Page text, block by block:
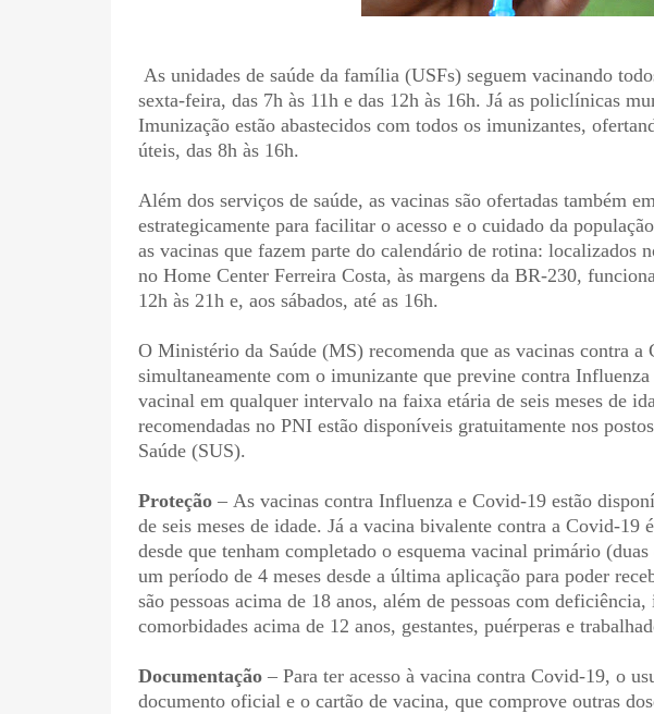
As unidades de saúde da família (USFs) seguem vacinando
sexta-feira, das 7h às 11h e das 12h às 16h. Já as policlínicas
Imunização estão abastecidos com todos os imunizantes,
úteis, das 8h às 16h.
Além dos serviços de saúde, as vacinas são ofertadas também
estrategicamente para facilitar o acesso e o cuidado da
as vacinas que fazem parte do calendário de rotina: localizados
no Home Center Ferreira Costa, às margens da BR-230,
12h às 21h e, aos sábados, até as 16h.
O Ministério da Saúde (MS) recomenda que as vacinas contra a
simultaneamente com o imunizante que previne contra
vacinal em qualquer intervalo na faixa etária de seis meses de
recomendadas no PNI estão disponíveis gratuitamente nos
Saúde (SUS).
Proteção – As vacinas contra Influenza e Covid-19 estão
de seis meses de idade. Já a vacina bivalente contra a Covid-19
desde que tenham completado o esquema vacinal primário
um período de 4 meses desde a última aplicação para poder
são pessoas acima de 18 anos, além de pessoas com
comorbidades acima de 12 anos, gestantes, puérperas e
Documentação – Para ter acesso à vacina contra Covid-19, o
documento oficial e o cartão de vacina, que comprove outras